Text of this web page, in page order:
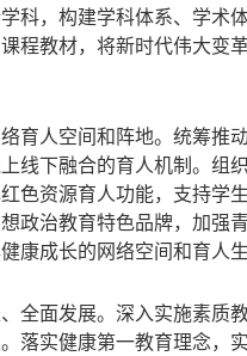
科，构建学科体系、学术
程教材，将新时代伟大变
育人空间和阵地。统筹推
线下融合的育人机制。组
色资源育人功能，支持学
政治教育特色品牌，加强
康成长的网络空间和育人生
、全面发展。深入实施素
落实健康第一教育理念，